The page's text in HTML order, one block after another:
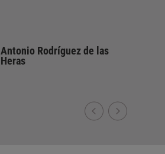
Antonio Rodríguez de las
Heras